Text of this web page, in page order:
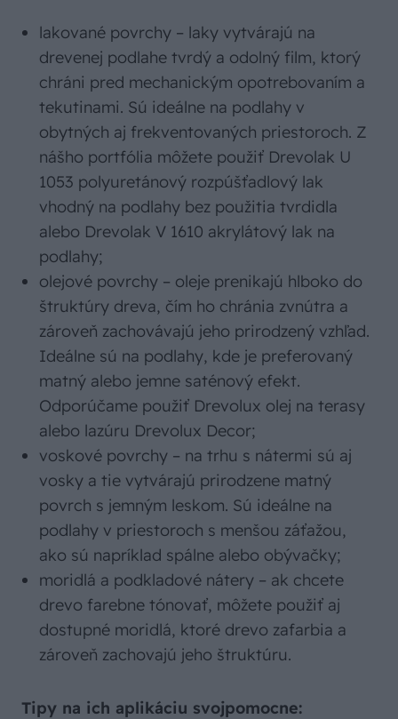
lakované povrchy – laky vytvárajú na
drevenej podlahe tvrdý a odolný film, ktorý
chráni pred mechanickým opotrebovaním a
tekutinami. Sú ideálne na podlahy v
obytných aj frekventovaných priestoroch. Z
nášho portfólia môžete použiť Drevolak U
1053 polyuretánový rozpúšťadlový lak
vhodný na podlahy bez použitia tvrdidla
alebo Drevolak V 1610 akrylátový lak na
podlahy;
olejové povrchy – oleje prenikajú hlboko do
štruktúry dreva, čím ho chránia zvnútra a
zároveň zachovávajú jeho prirodzený vzhľad.
Ideálne sú na podlahy, kde je preferovaný
matný alebo jemne saténový efekt.
Odporúčame použiť Drevolux olej na terasy
alebo lazúru Drevolux Decor;
voskové povrchy – na trhu s nátermi sú aj
vosky a tie vytvárajú prirodzene matný
povrch s jemným leskom. Sú ideálne na
podlahy v priestoroch s menšou záťažou,
ako sú napríklad spálne alebo obývačky;
moridlá a podkladové nátery – ak chcete
drevo farebne tónovať, môžete použiť aj
dostupné moridlá, ktoré drevo zafarbia a
zároveň zachovajú jeho štruktúru.
Tipy na ich aplikáciu svojpomocne: